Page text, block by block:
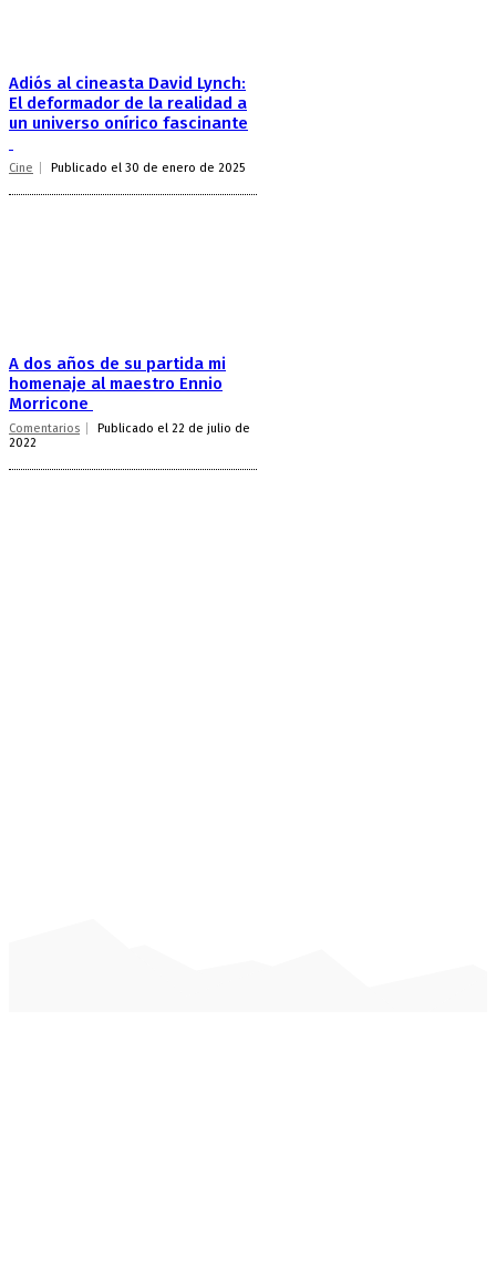
Adiós al cineasta David Lynch:
El deformador de la realidad a
un universo onírico fascinante
Cine Publicado el 30 de enero de 2025
A dos años de su partida mi
homenaje al maestro Ennio
Morricone
Comentarios
Publicado el 22 de julio de
2022